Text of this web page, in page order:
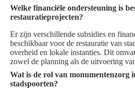
Welke financiële ondersteuning is
restauratieprojecten?
Er zijn verschillende subsidies en
beschikbaar voor de restauratie van
overheid en lokale instanties. Dit
zowel de planning als de uitvoering
Wat is de rol van monumentenzorg
stadspoorten?